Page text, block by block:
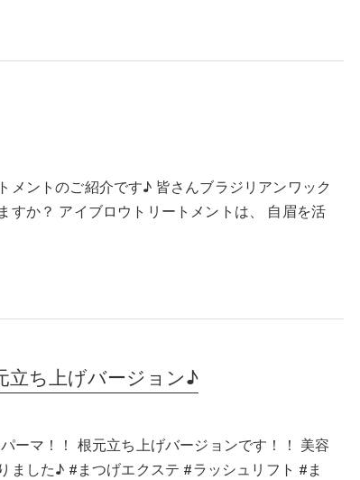
メントのご紹介です♪ 皆さんブラジリアンワック
すか？ アイブロウトリートメントは、 自眉を活
立ち上げバージョン♪
ーマ！！ 根元立ち上げバージョンです！！ 美容
ました♪ #まつげエクステ #ラッシュリフト #ま